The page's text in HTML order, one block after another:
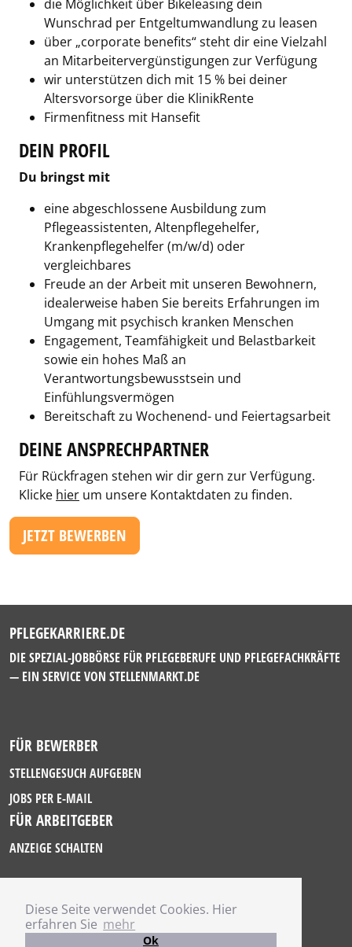
Diese Seite verwendet Cookies. Hier
erfahren Sie mehr
Ok
die Möglichkeit über Bikeleasing dein
Wunschrad per Entgeltumwandlung zu leasen
über „corporate benefits“ steht dir eine Vielzahl
an Mitarbeitervergünstigungen zur Verfügung
wir unterstützen dich mit 15 % bei deiner
Altersvorsorge über die KlinikRente
Firmenfitness mit Hansefit
DEIN PROFIL
Du bringst mit
eine abgeschlossene Ausbildung zum
Pflegeassistenten, Altenpflegehelfer,
Krankenpflegehelfer (m/w/d) oder
vergleichbares
Freude an der Arbeit mit unseren Bewohnern,
idealerweise haben Sie bereits Erfahrungen im
Umgang mit psychisch kranken Menschen
Engagement, Teamfähigkeit und Belastbarkeit
sowie ein hohes Maß an
Verantwortungsbewusstsein und
Einfühlungsvermögen
Bereitschaft zu Wochenend- und Feiertagsarbeit
DEINE ANSPRECHPARTNER
Für Rückfragen stehen wir dir gern zur Verfügung.
Klicke hier um unsere Kontaktdaten zu finden.
JETZT BEWERBEN
PFLEGEKARRIERE.DE
DIE SPEZIAL-JOBBÖRSE FÜR PFLEGEBERUFE UND PFLEGEFACHKRÄFTE
— EIN SERVICE VON STELLENMARKT.DE
FÜR BEWERBER
STELLENGESUCH AUFGEBEN
JOBS PER E-MAIL
FÜR ARBEITGEBER
ANZEIGE SCHALTEN
IMPRESSUM
DATENSCHUTZ